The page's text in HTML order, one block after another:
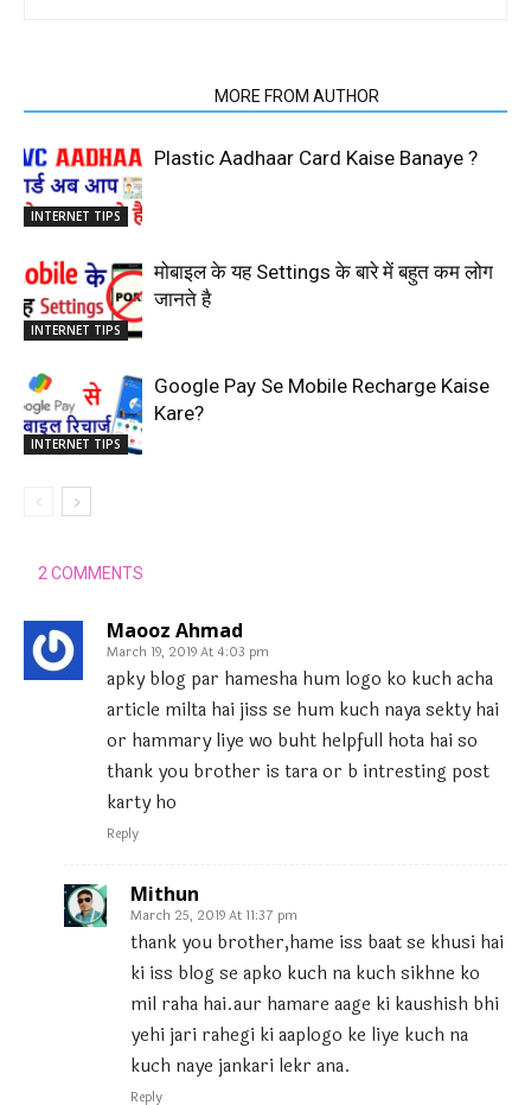
MORE FROM AUTHOR
INTERNET TIPS
Plastic Aadhaar Card Kaise Banaye ?
INTERNET TIPS
मोबाइल के यह Settings के बारे में बहुत कम लोग
जानते है
INTERNET TIPS
Google Pay Se Mobile Recharge Kaise
Kare?
2 COMMENTS
Maooz Ahmad
March 19, 2019 At 4:03 pm
apky blog par hamesha hum logo ko kuch acha
article milta hai jiss se hum kuch naya sekty hai
or hammary liye wo buht helpfull hota hai so
thank you brother is tara or b intresting post
karty ho
Reply
Mithun
March 25, 2019 At 11:37 pm
thank you brother,hame iss baat se khusi hai
ki iss blog se apko kuch na kuch sikhne ko
mil raha hai.aur hamare aage ki kaushish bhi
yehi jari rahegi ki aaplogo ke liye kuch na
kuch naye jankari lekr ana.
Reply